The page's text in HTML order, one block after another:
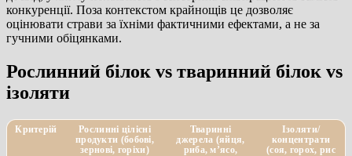
конкуренції. Поза контекстом крайнощів це дозволяє
оцінювати страви за їхніми фактичними ефектами, а не за
гучними обіцянками.
Рослинний білок vs тваринний білок vs
ізоляти
Критерій
Рослинні цілісні
продукти (бобові,
зернові, горіхи)
Тваринні
джерела (яйця,
риба, м’ясо,
Ізоляти/
концентрати
(соя, горох, рис